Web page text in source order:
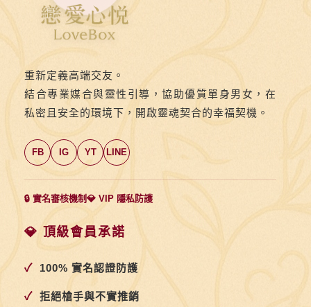
重新定義高端交友。
結合專業媒合與靈性引導，協助優質單身男女，在
私密且安全的環境下，開啟靈魂契合的幸福契機。
FB IG YT LINE
🔒 實名審核機制💎 VIP 隱私防護
💎 頂級會員承諾
✓ 100% 實名認證防護
✓ 拒絕槍手與不實推銷